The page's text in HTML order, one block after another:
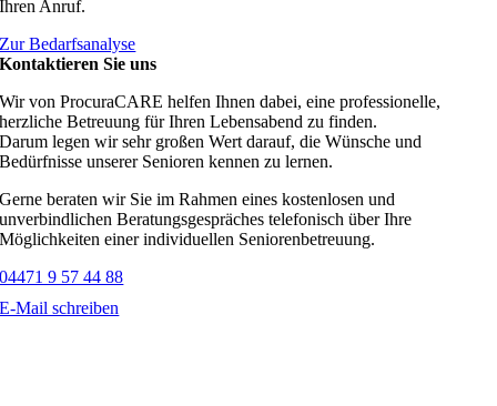
Ihren Anruf.
Zur Bedarfsanalyse
Kontaktieren Sie uns
Wir von ProcuraCARE helfen Ihnen dabei, eine professionelle,
herzliche Betreuung für Ihren Lebensabend zu finden.
Darum legen wir sehr großen Wert darauf, die Wünsche und
Bedürfnisse unserer Senioren kennen zu lernen.
Gerne beraten wir Sie im Rahmen eines kostenlosen und
unverbindlichen Beratungsgespräches telefonisch über Ihre
Möglichkeiten einer individuellen Seniorenbetreuung.
04471 9 57 44 88
E-Mail schreiben